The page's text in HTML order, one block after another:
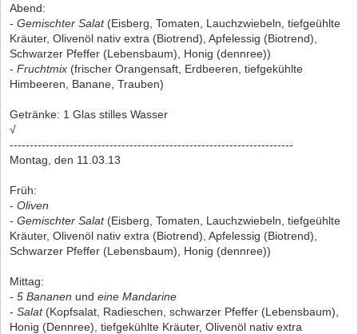
Abend:
- Gemischter Salat(Eisberg, Tomaten, Lauchzwiebeln, tiefgeühlte
Kräuter, Olivenöl nativ extra (Biotrend), Apfelessig (Biotrend),
Schwarzer Pfeffer (Lebensbaum), Honig (dennree))
- Fruchtmix (frischer Orangensaft, Erdbeeren, tiefgekühlte
Himbeeren, Banane, Trauben)
Getränke: 1 Glas stilles Wasser
√
-----------------------------------------------------------------------
Montag, den 11.03.13
Früh:
- Oliven
- Gemischter Salat(Eisberg, Tomaten, Lauchzwiebeln, tiefgeühlte
Kräuter, Olivenöl nativ extra (Biotrend), Apfelessig (Biotrend),
Schwarzer Pfeffer (Lebensbaum), Honig (dennree))
Mittag:
- 5 Bananen und eine Mandarine
- Salat(Kopfsalat, Radieschen, schwarzer Pfeffer (Lebensbaum),
Honig (Dennree), tiefgekühlte Kräuter, Olivenöl nativ extra